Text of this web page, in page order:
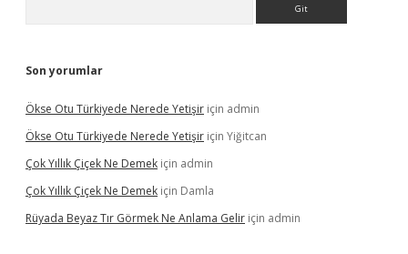
Son yorumlar
Ökse Otu Türkiyede Nerede Yetişir için admin
Ökse Otu Türkiyede Nerede Yetişir için Yiğitcan
Çok Yıllık Çiçek Ne Demek için admin
Çok Yıllık Çiçek Ne Demek için Damla
Rüyada Beyaz Tır Görmek Ne Anlama Gelir için admin